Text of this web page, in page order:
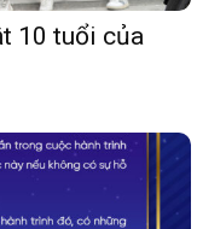
10 tuổi của